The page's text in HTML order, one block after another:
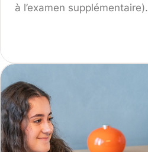
à l’examen supplémentaire).